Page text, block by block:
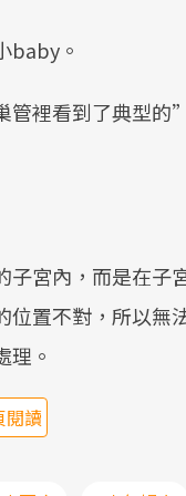
baby。
管裡看到了典型
子宮內，而是在子
位置不對，所以無
理。
閱讀